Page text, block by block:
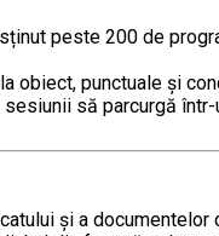
peste 200 de
punctuale și
să parcurgă
și a documentelor